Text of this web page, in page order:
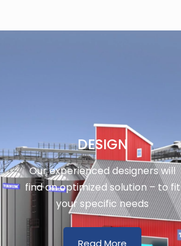
DESIGN
Our experienced designers will
find an optimized solution – to fit
your specific needs
Read More